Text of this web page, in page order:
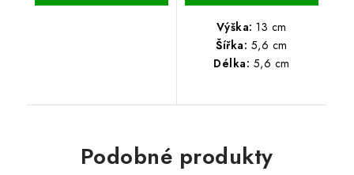
Výška: 13 cm
Šířka: 5,6 cm
Délka: 5,6 cm
Podobné produkty